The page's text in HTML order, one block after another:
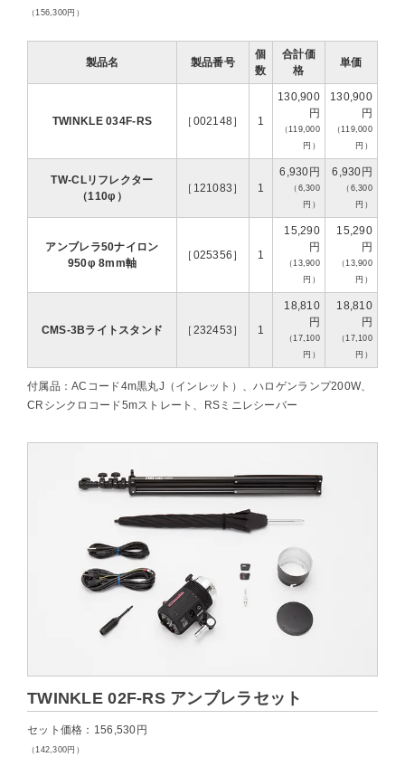
（156,300円）
製品名 製品番号
個
数
合計価
格
単価
TWINKLE 034F-RS ［002148］ 1
130,900
円
（119,000
円）
130,900
円
（119,000
円）
TW-CLリフレクター
（110φ）
［121083］ 1
6,930円
（6,300
円）
6,930円
（6,300
円）
アンブレラ50ナイロン
950φ 8mm軸
［025356］ 1
15,290
円
（13,900
円）
15,290
円
（13,900
円）
CMS-3Bライトスタンド ［232453］ 1
18,810
円
（17,100
円）
18,810
円
（17,100
円）
付属品：ACコード4m黒丸J（インレット）、ハロゲンランプ200W、
CRシンクロコード5mストレート、RSミニレシーバー
TWINKLE 02F-RS アンブレラセット
セット価格：156,530円
（142,300円）